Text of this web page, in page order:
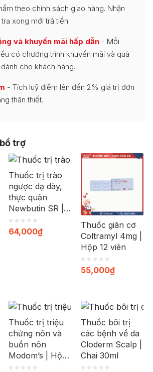
theo chính sách giao hàng. Nhận
xong mới trả tiền.
và khuyến mãi hấp dẫn - Mỗi
có chương trình khuyến mãi và quà
cho khách hàng.
- Tích luỹ điểm lên đến 2% giá trị đơn
thân thiết.
trợ
Thuốc trị trào
ngược dạ dày,
thực quản
Newbutin SR |
Hộp 30 viên
64,000₫
Thuốc giãn cơ
Coltramyl 4mg |
Hộp 12 viên
55,000₫
Thuốc trị triệu
chứng nôn và
buồn nôn
Modom’s | Hộp
100 viên
Thuốc bôi trị
các bệnh về da
Cloderm Scalp |
Chai 30ml